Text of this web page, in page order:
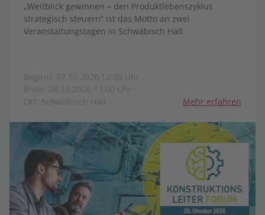
„Weitblick gewinnen – den Produktlebenszyklus
strategisch steuern“ ist das Motto an zwei
Veranstaltungstagen in Schwäbisch Hall.
Beginn: 07.10.2026 12:00 Uhr
Ende: 08.10.2026 17:00 Uhr
Ort: Schwäbisch Hall
Mehr erfahren